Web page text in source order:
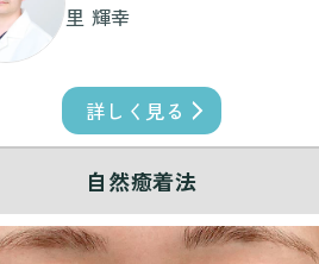
里 輝幸
詳しく見る
自然癒着法